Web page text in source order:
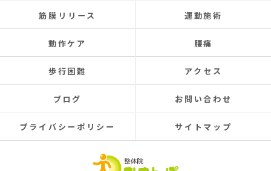
筋膜リリース 運動施術
動作ケア 腰痛
歩行困難 アクセス
ブログ お問い合わせ
プライバシーポリシー サイトマップ